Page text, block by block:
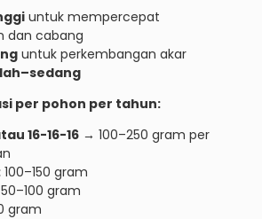
untuk mempercepat
dan cabang
untuk perkembangan akar
per pohon per tahun:
16-16-16 → 100–250 gram per
100–150 gram
50–100 gram
gram